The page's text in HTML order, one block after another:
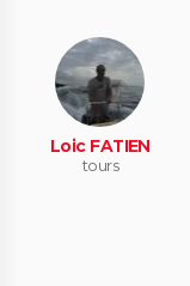
Loic FATIEN
tours